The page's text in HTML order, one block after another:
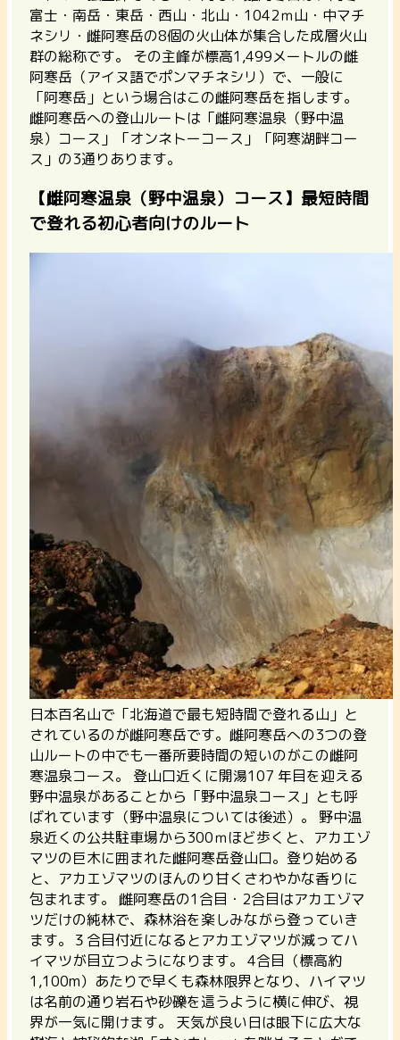
富士・南岳・東岳・西山・北山・1042ｍ山・中マチ
ネシリ・雌阿寒岳の8個の火山体が集合した成層火山
群の総称です。 その主峰が標高1,499メートルの雌
阿寒岳（アイヌ語でポンマチネシリ）で、一般に
「阿寒岳」という場合はこの雌阿寒岳を指します。
雌阿寒岳への登山ルートは「雌阿寒温泉（野中温
泉）コース」「オンネトーコース」「阿寒湖畔コー
ス」の3通りあります。
【雌阿寒温泉（野中温泉）コース】最短時間
で登れる初心者向けのルート
日本百名山で「北海道で最も短時間で登れる山」と
されているのが雌阿寒岳です。雌阿寒岳への3つの登
山ルートの中でも一番所要時間の短いのがこの雌阿
寒温泉コース。
登山口近くに開湯107 年目を迎える
野中温泉があることから「野中温泉コース」とも呼
ばれています（野中温泉については後述）。 野中温
泉近くの公共駐車場から300ｍほど歩くと、アカエゾ
マツの巨木に囲まれた雌阿寒岳登山口。登り始める
と、アカエゾマツのほんのり甘くさわやかな香りに
包まれます。 雌阿寒岳の1合目・2合目はアカエゾマ
ツだけの純林で、森林浴を楽しみながら登っていき
ます。３合目付近になるとアカエゾマツが減ってハ
イマツが目立つようになります。 4合目（標高約
1,100m）あたりで早くも森林限界となり、ハイマツ
は名前の通り岩石や砂礫を這うように横に伸び、視
界が一気に開けます。 天気が良い日は眼下に広大な